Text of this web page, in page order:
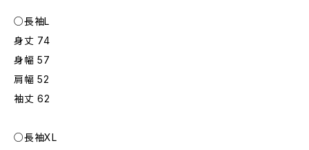
○長袖L
身丈 74
身幅 57
肩幅 52
袖丈 62
○長袖XL